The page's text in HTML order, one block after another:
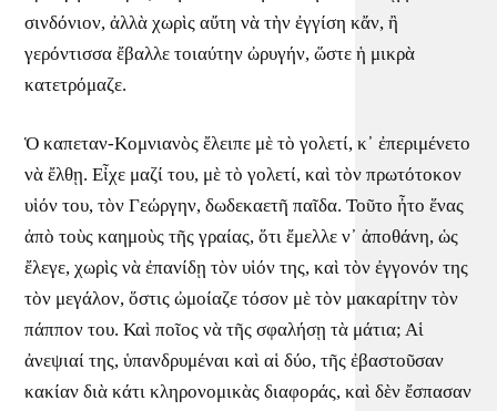
σινδόνιον, ἀλλὰ χωρὶς αὔτη νὰ τὴν ἐγγίση κἄν, ἢ
γερόντισσα ἔβαλλε τοιαύτην ὠρυγήν, ὥστε ἡ μικρὰ
κατετρόμαζε.
Ὁ καπεταν-Κομνιανὸς ἔλειπε μὲ τὸ γολετί, κ᾿ ἐπεριμένετο
νὰ ἔλθῃ. Εἶχε μαζί του, μὲ τὸ γολετί, καὶ τὸν πρωτότοκον
υἱόν του, τὸν Γεώργην, δωδεκαετῆ παῖδα. Τοῦτο ἦτο ἕνας
ἀπὸ τοὺς καημοὺς τῆς γραίας, ὅτι ἔμελλε ν᾿ ἀποθάνη, ὡς
ἔλεγε, χωρὶς νὰ ἐπανίδῃ τὸν υἱόν της, καὶ τὸν ἐγγονόν της
τὸν μεγάλον, ὅστις ὠμοίαζε τόσον μὲ τὸν μακαρίτην τὸν
πάππον του. Καὶ ποῖος νὰ τῆς σφαλήσῃ τὰ μάτια; Αἱ
ἀνεψιαί της, ὑπανδρυμέναι καὶ αἱ δύο, τῆς ἐβαστοῦσαν
κακίαν διὰ κάτι κληρονομικὰς διαφοράς, καὶ δὲν ἔσπασαν